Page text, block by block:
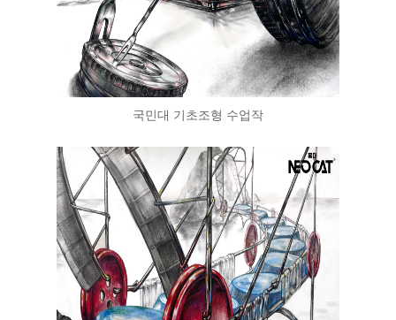
국민대 기초조형 수업작